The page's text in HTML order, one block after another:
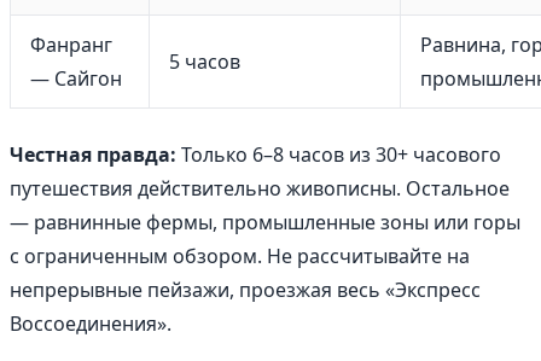
Фанранг
— Сайгон
5 часов
Равнина,
Честная правда: Только 6–8 часов из 30+ часового
путешествия действительно живописны. Остальное
— равнинные фермы, промышленные зоны или горы
с ограниченным обзором. Не рассчитывайте на
непрерывные пейзажи, проезжая весь «Экспресс
Воссоединения».